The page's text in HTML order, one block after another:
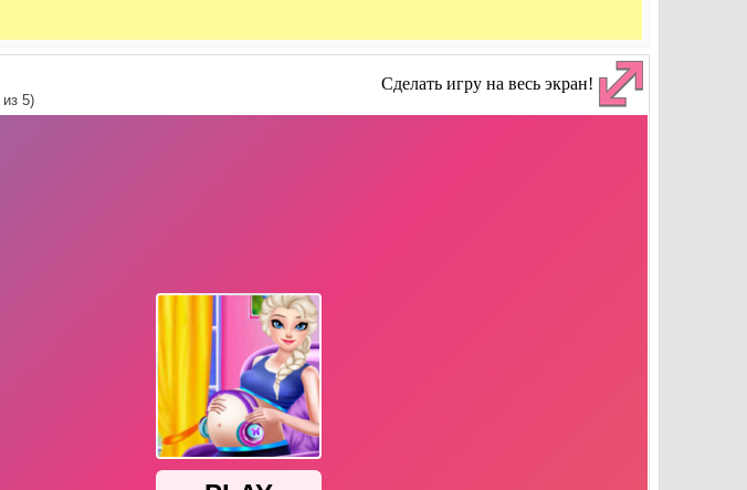
из5)
Сделать игру на весь экран!